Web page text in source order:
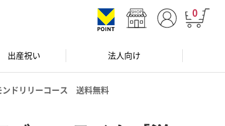
0
出産祝い 法人向け
ドリリーコース 送料無料